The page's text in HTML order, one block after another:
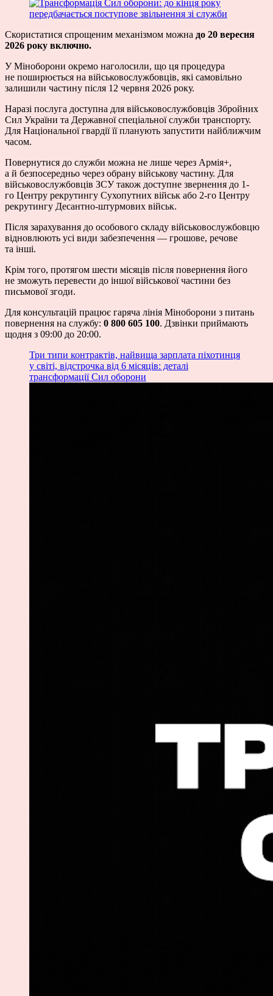
Скористатися спрощеним механізмом можна до 20 вересня
2026 року включно.
У Міноборони окремо наголосили, що ця процедура
не поширюється на військовослужбовців, які самовільно
залишили частину після 12 червня 2026 року.
Наразі послуга доступна для військовослужбовців Збройних
Сил України та Державної спеціальної служби транспорту.
Для Національної гвардії її планують запустити найближчим
часом.
Повернутися до служби можна не лише через Армія+,
а й безпосередньо через обрану військову частину. Для
військовослужбовців ЗСУ також доступне звернення до 1-
го Центру рекрутингу Сухопутних військ або 2-го Центру
рекрутингу Десантно-штурмових військ.
Після зарахування до особового складу військовослужбовцю
відновлюють усі види забезпечення — грошове, речове
та інші.
Крім того, протягом шести місяців після повернення його
не зможуть перевести до іншої військової частини без
письмової згоди.
Для консультацій працює гаряча лінія Міноборони з питань
повернення на службу: 0 800 605 100. Дзвінки приймають
щодня з 09:00 до 20:00.
Три типи контрактів, найвища зарплата піхотинця
у світі, відстрочка від 6 місяців: деталі
трансформації Сил оборони